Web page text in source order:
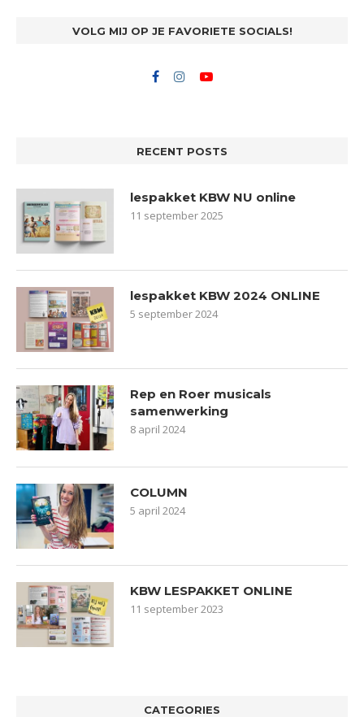
VOLG MIJ OP JE FAVORIETE SOCIALS!
RECENT POSTS
lespakket KBW NU online
11 september 2025
lespakket KBW 2024 ONLINE
5 september 2024
Rep en Roer musicals
samenwerking
8 april 2024
COLUMN
5 april 2024
KBW LESPAKKET ONLINE
11 september 2023
CATEGORIES